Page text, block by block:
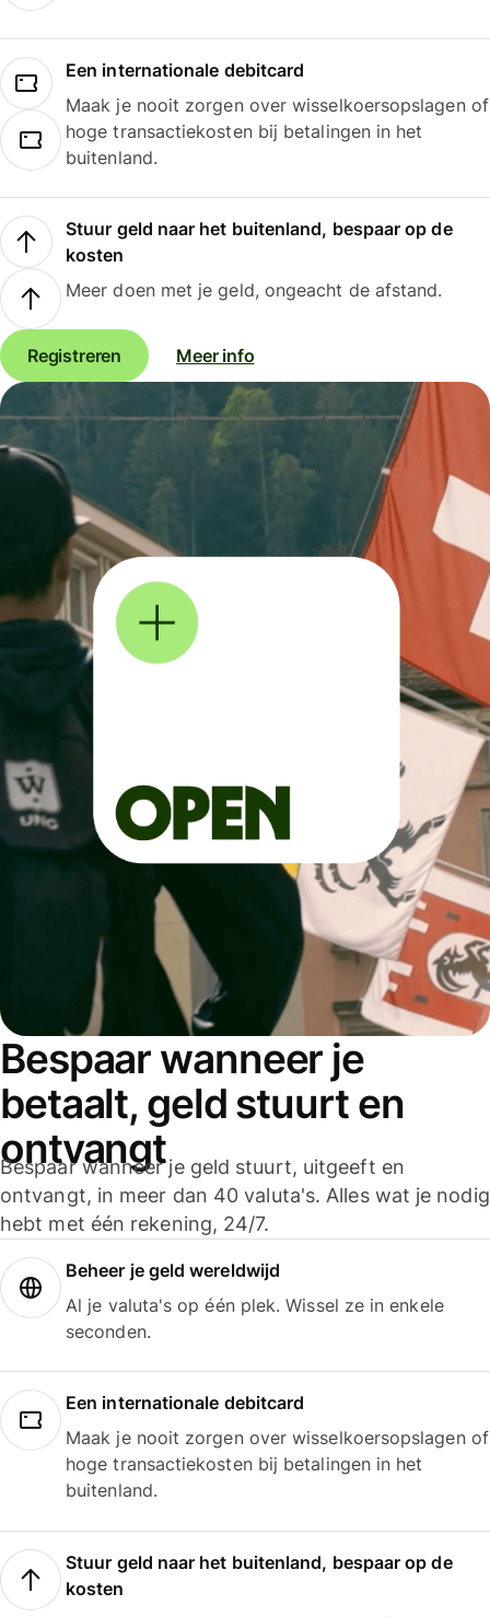
Een internationale debitcard
Maak je nooit zorgen over wisselkoersopslagen of
hoge transactiekosten bij betalingen in het
buitenland.
Stuur geld naar het buitenland, bespaar op de
kosten
Meer doen met je geld, ongeacht de afstand.
Registreren Meer info
Bespaar wanneer je
betaalt, geld stuurt en
ontvangt
Bespaar wanneer je geld stuurt, uitgeeft en
ontvangt, in meer dan 40 valuta's. Alles wat je nodig
hebt met één rekening, 24/7.
Beheer je geld wereldwijd
Al je valuta's op één plek. Wissel ze in enkele
seconden.
Een internationale debitcard
Maak je nooit zorgen over wisselkoersopslagen of
hoge transactiekosten bij betalingen in het
buitenland.
Stuur geld naar het buitenland, bespaar op de
kosten